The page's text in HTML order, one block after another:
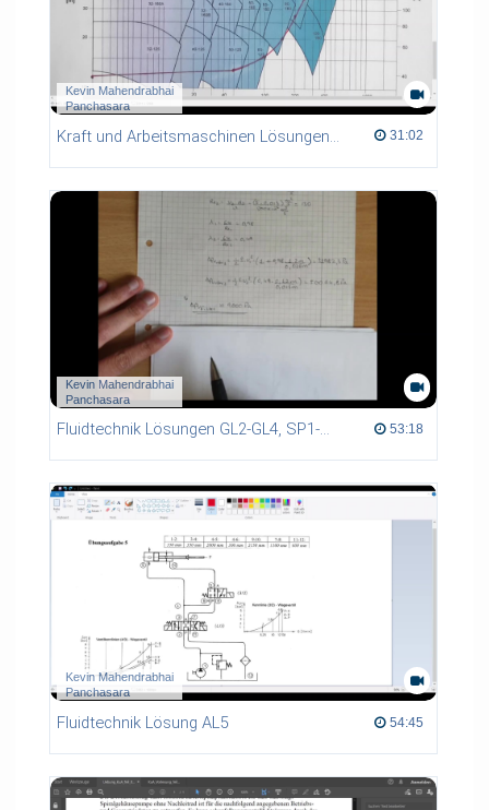
Kevin Mahendrabhai
Panchasara
Kraft und Arbeitsmaschinen Lösungen KL1- KL2 31:02
31:02 duration
Kevin Mahendrabhai
Panchasara
Fluidtechnik Lösungen GL2-GL4, SP1-SP3 53:18
53:18 duration
Kevin Mahendrabhai
Panchasara
Fluidtechnik Lösung AL5 54:45
54:45 duration